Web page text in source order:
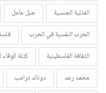
المثلية الجنسية
جبل عامل
الحرب النفسية في الحرب
الثقافة الفلسطينية
كتلة الوفاء
محمد رعد
دونالد ترامب